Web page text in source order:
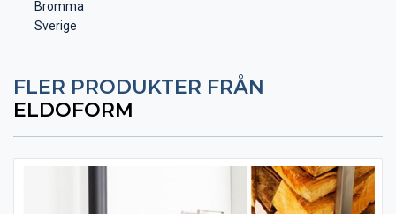
Bromma
Sverige
FLER PRODUKTER FRÅN
ELDOFORM